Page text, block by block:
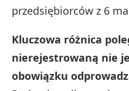
przedsiębiorców z 6
Kluczowa różnica
nierejestrowaną nie
obowiązku